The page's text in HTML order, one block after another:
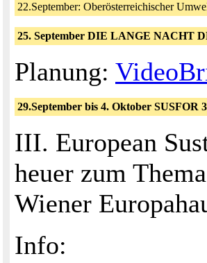
22.September: Oberösterreichischer
25. September DIE LANGE NACHT
Planung:
29.September bis 4. Oktober SUSFOR 3
III. European
heuer zum
Wiener
Info: